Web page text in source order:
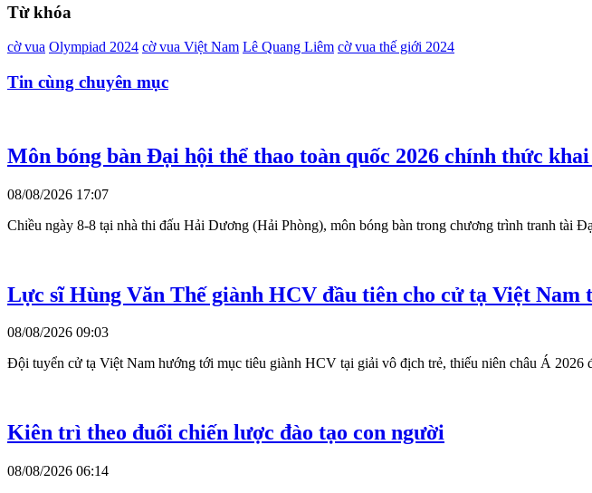
Từ khóa
cờ vua Olympiad 2024 cờ vua Việt Nam Lê Quang Liêm cờ vua thế giới 2024
Tin cùng chuyên mục
Môn bóng bàn Đại hội thể thao toàn quốc 2026 chính thức khai
08/08/2026 17:07
Chiều ngày 8-8 tại nhà thi đấu Hải Dương (Hải Phòng), môn bóng bàn trong chương trình tranh tài
Lực sĩ Hùng Văn Thế giành HCV đầu tiên cho cử tạ Việt Nam
08/08/2026 09:03
Đội tuyển cử tạ Việt Nam hướng tới mục tiêu giành HCV tại giải vô địch trẻ, thiếu niên châu Á 2026
Kiên trì theo đuổi chiến lược đào tạo con người
08/08/2026 06:14